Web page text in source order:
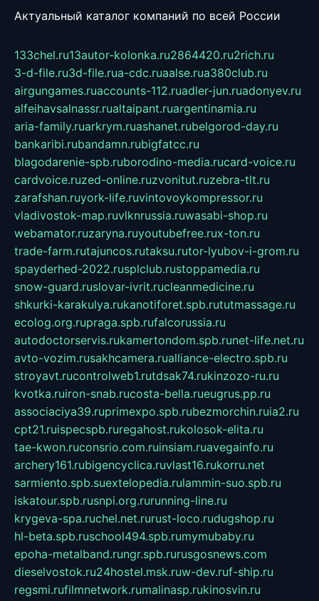
Актуальный каталог компаний по всей России
133chel.ru13autor-kolonka.ru2864420.ru2rich.ru
3-d-file.ru3d-file.rua-cdc.ruaalse.rua380club.ru
airgungames.ruaccounts-112.ruadler-jun.ruadonyev.ru
alfeihavsalnassr.rualtaipant.ruargentinamia.ru
aria-family.ruarkrym.ruashanet.rubelgorod-day.ru
bankaribi.rubandamn.rubigfatcc.ru
blagodarenie-spb.ruborodino-media.rucard-voice.ru
cardvoice.ruzed-online.ruzvonitut.ruzebra-tlt.ru
zarafshan.ruyork-life.ruvintovoykompressor.ru
vladivostok-map.ruvlknrussia.ruwasabi-shop.ru
webamator.ruzaryna.ruyoutubefree.rux-ton.ru
trade-farm.rutajuncos.rutaksu.rutor-lyubov-i-grom.ru
spayderhed-2022.rusplclub.rustoppamedia.ru
snow-guard.ruslovar-ivrit.rucleanmedicine.ru
shkurki-karakulya.rukanotiforet.spb.rututmassage.ru
ecolog.org.rupraga.spb.rufalcorussia.ru
autodoctorservis.rukamertondom.spb.runet-life.net.ru
avto-vozim.rusakhcamera.rualliance-electro.spb.ru
stroyavt.rucontrolweb1.rutdsak74.rukinzozo-ru.ru
kvotka.ruiron-snab.rucosta-bella.rueugrus.pp.ru
associaciya39.ruprimexpo.spb.rubezmorchin.ruia2.ru
cpt21.ruispecspb.ruregahost.rukolosok-elita.ru
tae-kwon.ruconsrio.com.ruinsiam.ruavegainfo.ru
archery161.rubigencyclica.ruvlast16.rukorru.net
sarmiento.spb.suextelopedia.rulammin-suo.spb.ru
iskatour.spb.rusnpi.org.rurunning-line.ru
krygeva-spa.ruchel.net.rurust-loco.rudugshop.ru
hl-beta.spb.ruschool494.spb.rumymubaby.ru
epoha-metalband.rungr.spb.rurusgosnews.com
dieselvostok.ru24hostel.msk.ruw-dev.ruf-ship.ru
regsmi.rufilmnetwork.rumalinasp.rukinosvin.ru